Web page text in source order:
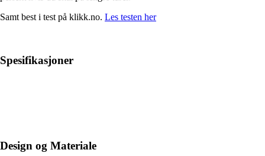
Samt best i test på klikk.no. Les testen her
Spesifikasjoner
Design og Materiale